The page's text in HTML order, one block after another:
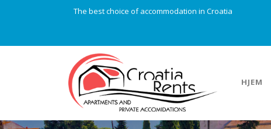
The best choice of accommodation in Croatia
HJEM